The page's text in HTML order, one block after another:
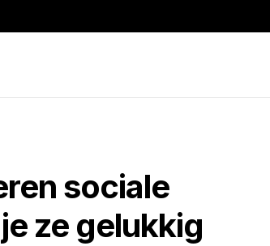
sociale
ze gelukkig